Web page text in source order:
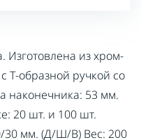
Изготовлена из хром-
Т-образной ручкой со
наконечника: 53 мм.
20 шт. и 100 шт.
30 мм. (Д/Ш/В) Вес: 200